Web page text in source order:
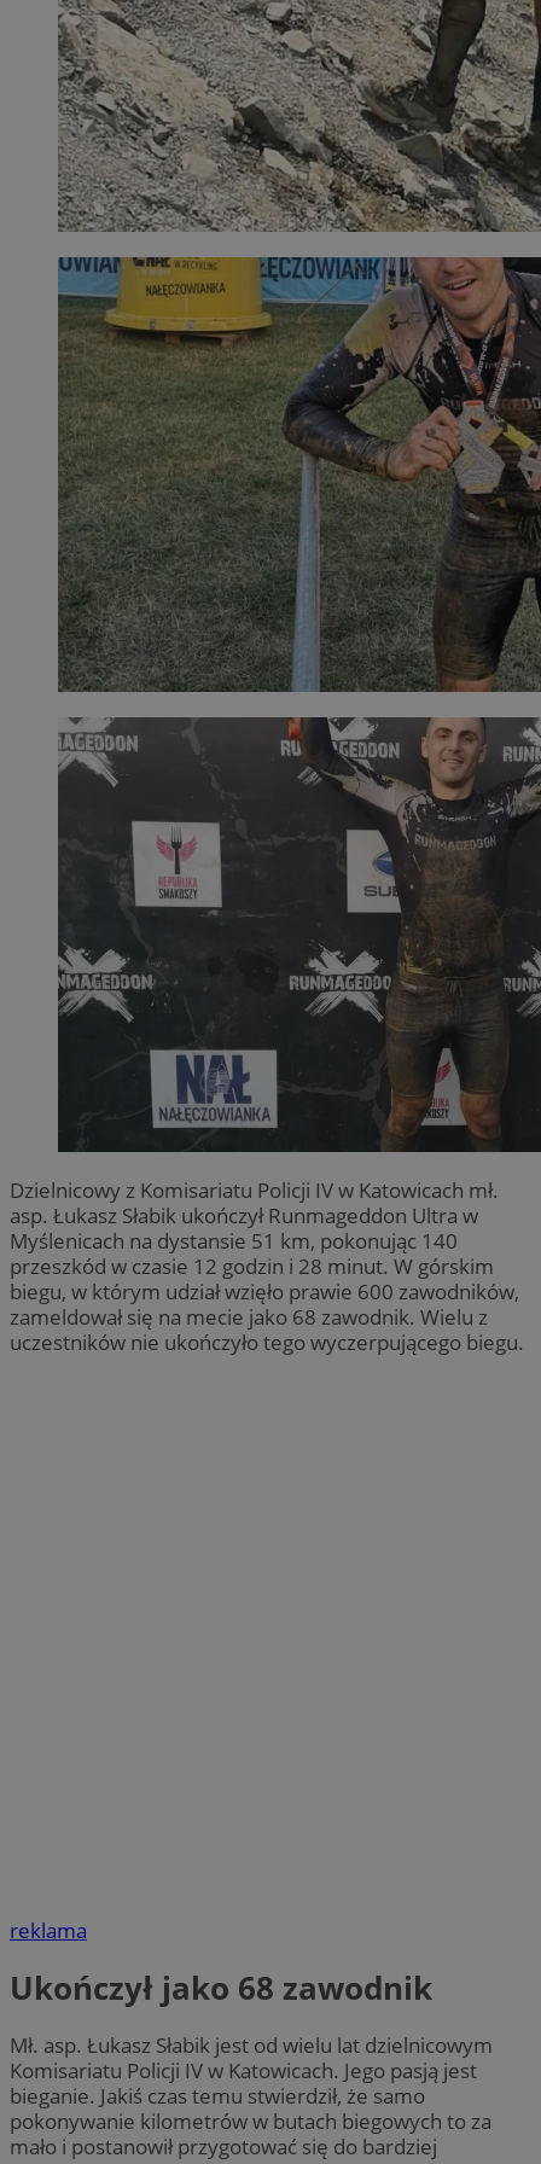
Dzielnicowy z Komisariatu Policji IV w Katowicach mł.
asp. Łukasz Słabik ukończył Runmageddon Ultra w
Myślenicach na dystansie 51 km, pokonując 140
przeszkód w czasie 12 godzin i 28 minut. W górskim
biegu, w którym udział wzięło prawie 600 zawodników,
zameldował się na mecie jako 68 zawodnik. Wielu z
uczestników nie ukończyło tego wyczerpującego biegu.
reklama
Ukończył jako 68 zawodnik
Mł. asp. Łukasz Słabik jest od wielu lat dzielnicowym
Komisariatu Policji IV w Katowicach. Jego pasją jest
bieganie. Jakiś czas temu stwierdził, że samo
pokonywanie kilometrów w butach biegowych to za
mało i postanowił przygotować się do bardziej